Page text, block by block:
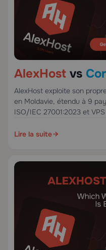
AlexHost vs
AlexHost exploite son
en Moldavie, étendu à 9
ISO/IEC 27001:2023 et
hébergement à bas coût
Lire la suite